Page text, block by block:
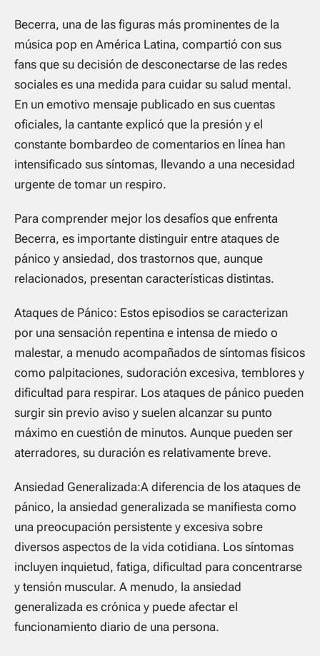
Becerra, una de las figuras más prominentes de la
música pop en América Latina, compartió con sus
fans que su decisión de desconectarse de las redes
sociales es una medida para cuidar su salud mental.
En un emotivo mensaje publicado en sus cuentas
oficiales, la cantante explicó que la presión y el
constante bombardeo de comentarios en línea han
intensificado sus síntomas, llevando a una necesidad
urgente de tomar un respiro.
Para comprender mejor los desafíos que enfrenta
Becerra, es importante distinguir entre ataques de
pánico y ansiedad, dos trastornos que, aunque
relacionados, presentan características distintas.
Ataques de Pánico: Estos episodios se caracterizan
por una sensación repentina e intensa de miedo o
malestar, a menudo acompañados de síntomas físicos
como palpitaciones, sudoración excesiva, temblores y
dificultad para respirar. Los ataques de pánico pueden
surgir sin previo aviso y suelen alcanzar su punto
máximo en cuestión de minutos. Aunque pueden ser
aterradores, su duración es relativamente breve.
Ansiedad Generalizada:A diferencia de los ataques de
pánico, la ansiedad generalizada se manifiesta como
una preocupación persistente y excesiva sobre
diversos aspectos de la vida cotidiana. Los síntomas
incluyen inquietud, fatiga, dificultad para concentrarse
y tensión muscular. A menudo, la ansiedad
generalizada es crónica y puede afectar el
funcionamiento diario de una persona.